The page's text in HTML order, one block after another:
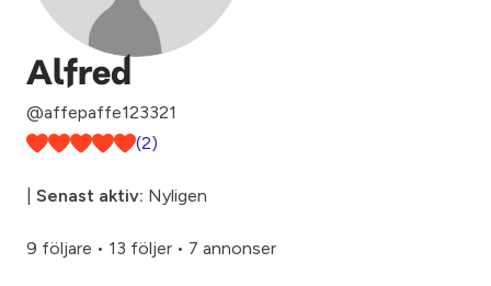
Alfred
@affepaffe123321
(2)
Senast aktiv: Nyligen
9 följare • 13 följer • 7 annonser